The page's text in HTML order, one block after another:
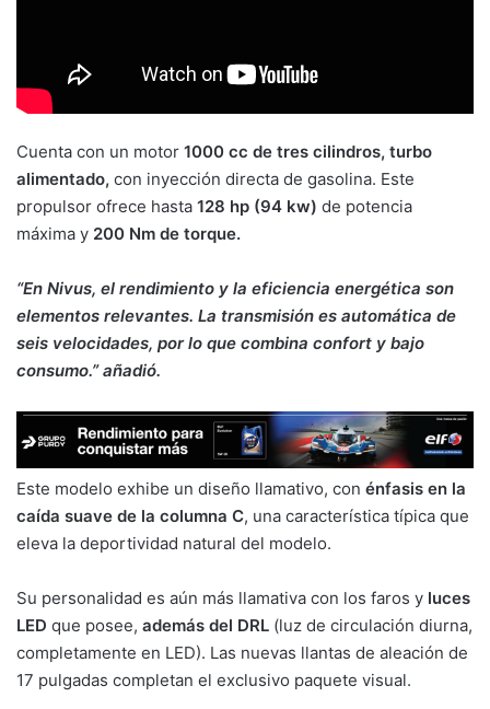
Cuenta con un motor 1000 cc de tres cilindros, turbo
alimentado, con inyección directa de gasolina. Este
propulsor ofrece hasta 128 hp (94 kw) de potencia
máxima y 200 Nm de torque.
“En Nivus, el rendimiento y la eficiencia energética son
elementos relevantes. La transmisión es automática de
seis velocidades, por lo que combina confort y bajo
consumo.” añadió.
Este modelo exhibe un diseño llamativo, con énfasis en la
caída suave de la columna C, una característica típica que
eleva la deportividad natural del modelo.
Su personalidad es aún más llamativa con los faros y luces
LED que posee, además del DRL (luz de circulación diurna,
completamente en LED). Las nuevas llantas de aleación de
17 pulgadas completan el exclusivo paquete visual.